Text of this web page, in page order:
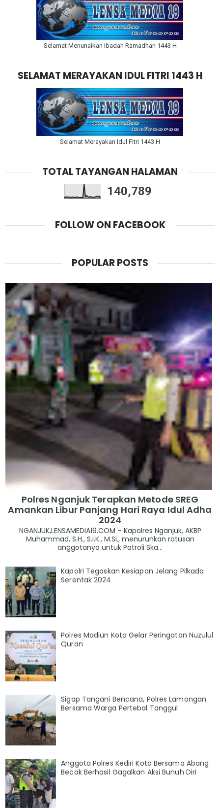
Selamat Menunaikan Ibadah Ramadhan 1443 H
SELAMAT MERAYAKAN IDUL FITRI 1443 H
Selamat Merayakan Idul Fitri 1443 H
TOTAL TAYANGAN HALAMAN
140,789
FOLLOW ON FACEBOOK
POPULAR POSTS
Polres Nganjuk Terapkan Metode SREG
Amankan Libur Panjang Hari Raya Idul Adha
2024
NGANJUK,LENSAMEDIA19.COM – Kapolres Nganjuk, AKBP
Muhammad, S.H., S.I.K., M.Si., menurunkan ratusan
anggotanya untuk Patroli Ska...
Kapolri Tegaskan Kesiapan Jelang Pilkada
Serentak 2024
Polres Madiun Kota Gelar Peringatan Nuzulul
Quran
Sigap Tangani Bencana, Polres Lamongan
Bersama Warga Pertebal Tanggul
Anggota Polres Kediri Kota Bersama Abang
Becak Berhasil Gagalkan Aksi Bunuh Diri